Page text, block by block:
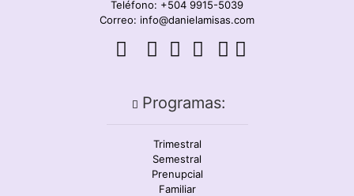
Teléfono: +504 9915-5039
Correo: info@danielamisas.com
Programas:
Trimestral
Semestral
Prenupcial
Familiar